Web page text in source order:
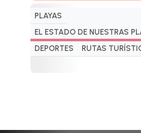
PLAYAS
EL ESTADO DE NUESTRAS
DEPORTES
RUTAS